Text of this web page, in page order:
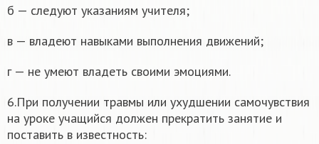
б — следуют указаниям учителя;
в — владеют навыками выполнения движений;
г — не умеют владеть своими эмоциями.
6.При получении травмы или ухудшении самочувствия
на уроке учащийся должен прекратить занятие и
поставить в известность: